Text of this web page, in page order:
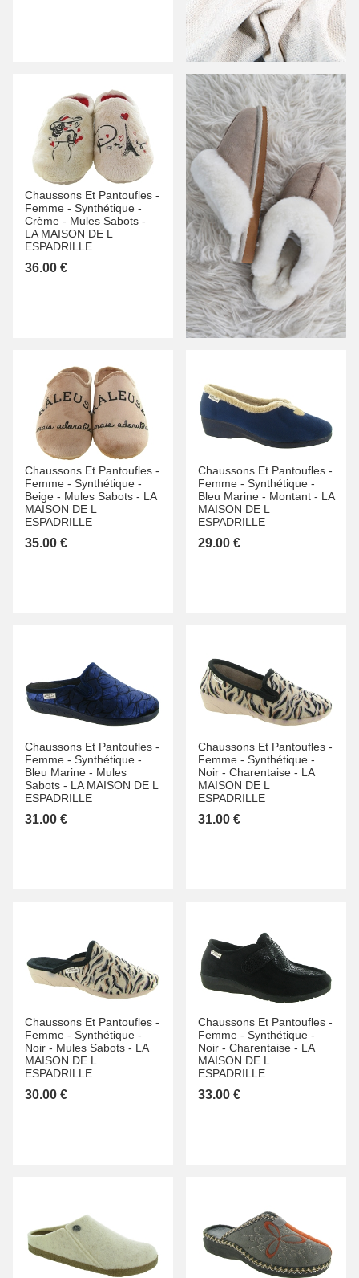
Chaussons Et Pantoufles -
Femme - Synthétique -
Crème - Mules Sabots -
LA MAISON DE L
ESPADRILLE
36.00 €
Chaussons Et Pantoufles -
Femme - Synthétique -
Beige - Mules Sabots - LA
MAISON DE L
ESPADRILLE
35.00 €
Chaussons Et Pantoufles -
Femme - Synthétique -
Bleu Marine - Montant - LA
MAISON DE L
ESPADRILLE
29.00 €
Chaussons Et Pantoufles -
Femme - Synthétique -
Bleu Marine - Mules
Sabots - LA MAISON DE L
ESPADRILLE
31.00 €
Chaussons Et Pantoufles -
Femme - Synthétique -
Noir - Charentaise - LA
MAISON DE L
ESPADRILLE
31.00 €
Chaussons Et Pantoufles -
Femme - Synthétique -
Noir - Mules Sabots - LA
MAISON DE L
ESPADRILLE
30.00 €
Chaussons Et Pantoufles -
Femme - Synthétique -
Noir - Charentaise - LA
MAISON DE L
ESPADRILLE
33.00 €